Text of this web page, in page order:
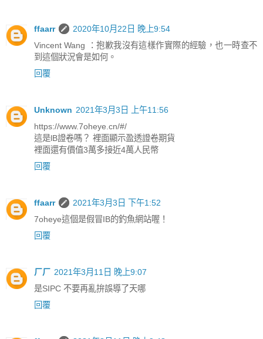
ffaarr
2020年10月22日 晚上9:54
Vincent Wang ：抱歉我沒有這樣作實際的經驗，也一時查不
到這個狀況會是如何。
回覆
Unknown 2021年3月3日 上午11:56
https://www.7oheye.cn/#/
這是lB證卷嗎？ 裡面顯示盈透證卷期貨
裡面還有價值3萬多接近4萬人民幣
回覆
ffaarr
2021年3月3日 下午1:52
7oheye這個是假冒IB的釣魚網站喔！
回覆
ㄏㄏ 2021年3月11日 晚上9:07
是SIPC 不要再亂拚誤導了天哪
回覆